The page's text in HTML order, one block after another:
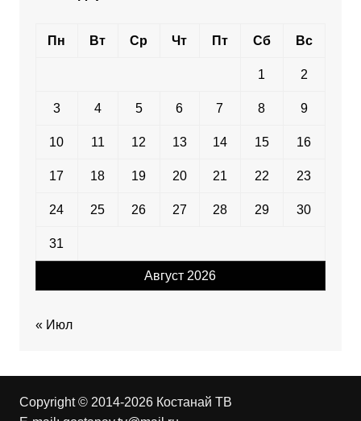
Август 2026
Пн Вт Ср Чт Пт Сб Вс
1 2
3 4 5 6 7 8 9
10 11 12 13 14 15 16
17 18 19 20 21 22 23
24 25 26 27 28 29 30
31
« Июл
Copyright © 2014-2026 Костанай ТВ